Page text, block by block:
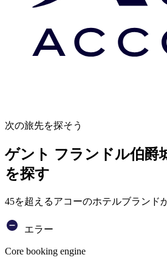
次の旅先を探そう
ゲント フランドル伯爵
を探す
45を超えるアコーのホテルブランド
エラー
Core booking engine